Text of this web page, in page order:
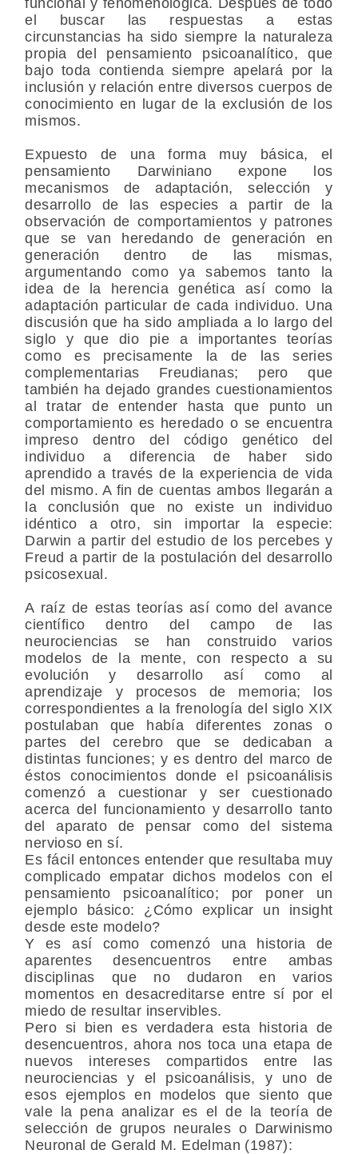
el buscar las respuestas a estas
circunstancias ha sido siempre la naturaleza
propia del pensamiento psicoanalítico, que
bajo toda contienda siempre apelará por la
inclusión y relación entre diversos cuerpos de
conocimiento en lugar de la exclusión de los
mismos.
Expuesto de una forma muy básica, el
pensamiento Darwiniano expone los
mecanismos de adaptación, selección y
desarrollo de las especies a partir de la
observación de comportamientos y patrones
que se van heredando de generación en
generación dentro de las mismas,
argumentando como ya sabemos tanto la
idea de la herencia genética así como la
adaptación particular de cada individuo. Una
discusión que ha sido ampliada a lo largo del
siglo y que dio pie a importantes teorías
como es precisamente la de las series
complementarias Freudianas; pero que
también ha dejado grandes cuestionamientos
al tratar de entender hasta que punto un
comportamiento es heredado o se encuentra
impreso dentro del código genético del
individuo a diferencia de haber sido
aprendido a través de la experiencia de vida
del mismo. A fin de cuentas ambos llegarán a
la conclusión que no existe un individuo
idéntico a otro, sin importar la especie:
Darwin a partir del estudio de los percebes y
Freud a partir de la postulación del desarrollo
psicosexual.
A raíz de estas teorías así como del avance
científico dentro del campo de las
neurociencias se han construido varios
modelos de la mente, con respecto a su
evolución y desarrollo así como al
aprendizaje y procesos de memoria; los
correspondientes a la frenología del siglo XIX
postulaban que había diferentes zonas o
partes del cerebro que se dedicaban a
distintas funciones; y es dentro del marco de
éstos conocimientos donde el psicoanálisis
comenzó a cuestionar y ser cuestionado
acerca del funcionamiento y desarrollo tanto
del aparato de pensar como del sistema
nervioso en sí.
Es fácil entonces entender que resultaba muy
complicado empatar dichos modelos con el
pensamiento psicoanalítico; por poner un
ejemplo básico: ¿Cómo explicar un insight
desde este modelo?
Y es así como comenzó una historia de
aparentes desencuentros entre ambas
disciplinas que no dudaron en varios
momentos en desacreditarse entre sí por el
miedo de resultar inservibles.
Pero si bien es verdadera esta historia de
desencuentros, ahora nos toca una etapa de
nuevos intereses compartidos entre las
neurociencias y el psicoanálisis, y uno de
esos ejemplos en modelos que siento que
vale la pena analizar es el de la teoría de
selección de grupos neurales o Darwinismo
Neuronal de Gerald M. Edelman (1987):